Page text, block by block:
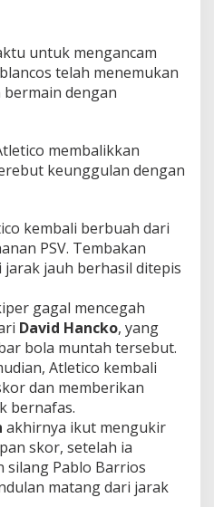
untuk mengancam
telah menemukan
dengan
membalikkan
keunggulan dengan
kembali berbuah dari
PSV. Tembakan
jauh berhasil ditepis
gagal mencegah
David Hancko, yang
bola muntah tersebut.
Atletico kembali
dan memberikan
bernafas.
akhirnya ikut mengukir
skor, setelah ia
silang Pablo Barrios
matang dari jarak